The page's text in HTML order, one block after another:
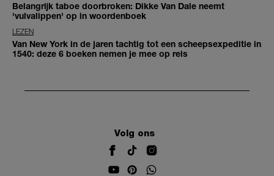
Belangrijk taboe doorbroken: Dikke Van Dale neemt
'vulvalippen' op in woordenboek
LEZEN
Van New York in de jaren tachtig tot een scheepsexpeditie in
1540: deze 6 boeken nemen je mee op reis
Volg ons